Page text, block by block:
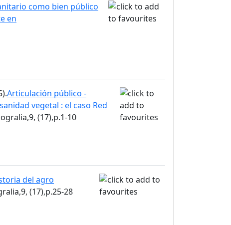
como bien público
en
Articulación público -
vegetal : el caso Red
(17),p.1-10
del agro
(17),p.25-28